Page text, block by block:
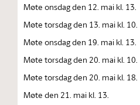
Møte onsdag den 12. mai kl. 13.
Møte torsdag den 13. mai kl. 10.
Møte onsdag den 19. mai kl. 13.
Møte torsdag den 20. mai kl. 10.
Møte torsdag den 20. mai kl. 18.
Møte den 21. mai kl. 13.